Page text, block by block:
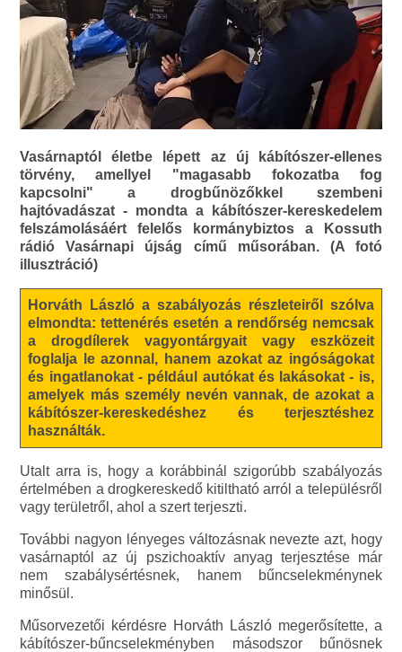
Vasárnaptól életbe lépett az új kábítószer-ellenes
törvény, amellyel "magasabb fokozatba fog
kapcsolni" a drogbűnözőkkel szembeni
hajtóvadászat - mondta a kábítószer-kereskedelem
felszámolásáért felelős kormánybiztos a Kossuth
rádió Vasárnapi újság című műsorában. (A fotó
illusztráció)
Horváth László a szabályozás részleteiről szólva
elmondta: tettenérés esetén a rendőrség nemcsak
a drogdílerek vagyontárgyait vagy eszközeit
foglalja le azonnal, hanem azokat az ingóságokat
és ingatlanokat - például autókat és lakásokat - is,
amelyek más személy nevén vannak, de azokat a
kábítószer-kereskedéshez és terjesztéshez
használták.
Utalt arra is, hogy a korábbinál szigorúbb szabályozás
értelmében a drogkereskedő kitiltható arról a településről
vagy területről, ahol a szert terjeszti.
További nagyon lényeges változásnak nevezte azt, hogy
vasárnaptól az új pszichoaktív anyag terjesztése már
nem szabálysértésnek, hanem bűncselekménynek
minősül.
Műsorvezetői kérdésre Horváth László megerősítette, a
kábítószer-bűncselekményben másodszor bűnösnek